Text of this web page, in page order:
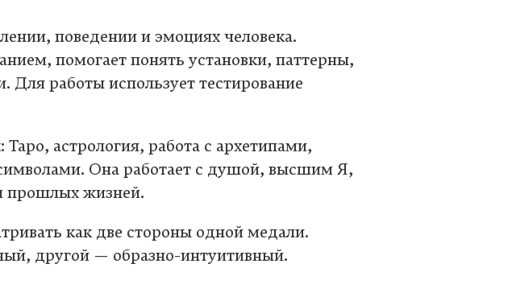
поведении и эмоциях человека.
помогает понять установки, паттерны,
Для работы использует тестирование
астрология, работа с архетипами,
Она работает с душой, высшим Я,
прошлых жизней.
как две стороны одной медали.
другой — образно-интуитивный.